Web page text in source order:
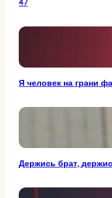
47
Я человек на грани
Держись брат,